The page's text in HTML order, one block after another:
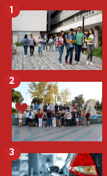
1
2
3